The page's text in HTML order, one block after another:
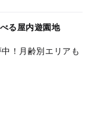
る屋内遊園地
！月齢別エリアも